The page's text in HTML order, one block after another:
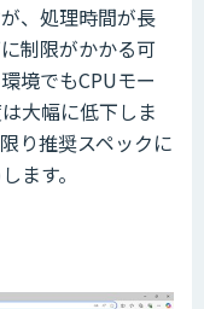
、処理時間が長
制限がかかる可
境でもCPUモー
大幅に低下しま
り推奨スペックに
ます。